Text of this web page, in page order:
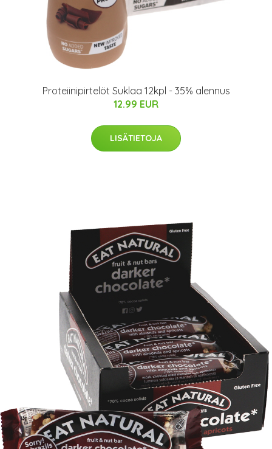
Proteiinipirtelöt Suklaa 12kpl - 35% alennus
12.99 EUR
LISÄTIETOJA